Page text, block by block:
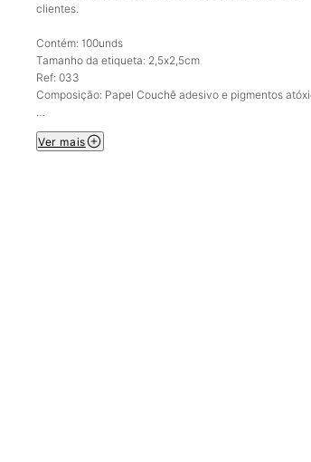
clientes.
Contém: 100unds
Tamanho da etiqueta: 2,5x2,5cm
Ref: 033
Composição: Papel Couchê adesivo e pigmentos
Imagem meramente ilustrativa.
Ver mais